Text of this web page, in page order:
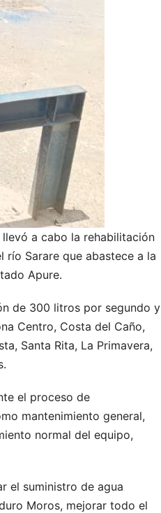
a cabo la rehabilitación
Sarare que abastece a la
Apure.
de 300 litros por segundo y
Centro, Costa del Caño,
Santa Rita, La Primavera,
el proceso de
mantenimiento general,
normal del equipo,
el suministro de agua
Moros, mejorar todo el